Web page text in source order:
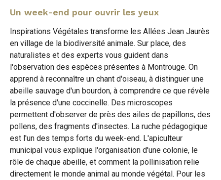
Un week-end pour ouvrir les yeux
Inspirations Végétales transforme les Allées Jean Jaurès
en village de la biodiversité animale. Sur place, des
naturalistes et des experts vous guident dans
l'observation des espèces présentes à Montrouge. On
apprend à reconnaître un chant d'oiseau, à distinguer une
abeille sauvage d'un bourdon, à comprendre ce que révèle
la présence d'une coccinelle. Des microscopes
permettent d'observer de près des ailes de papillons, des
pollens, des fragments d'insectes. La ruche pédagogique
est l'un des temps forts du week-end. L'apiculteur
municipal vous explique l'organisation d'une colonie, le
rôle de chaque abeille, et comment la pollinisation relie
directement le monde animal au monde végétal. Pour les